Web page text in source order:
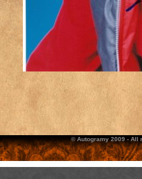
© Autogramy 2009 -